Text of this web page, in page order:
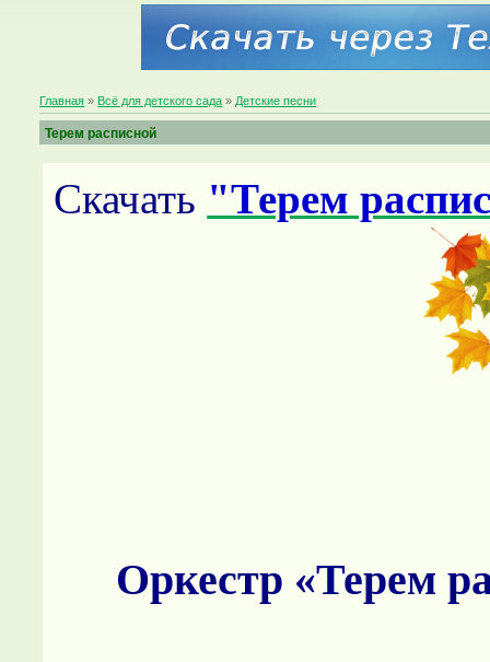
Главная » Всё для детского сада » Детские песни
Терем расписной
Скачать "Терем
Оркестр «Терем